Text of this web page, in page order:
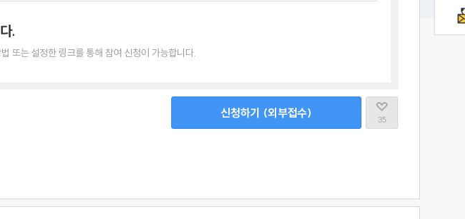
.
또는 설정한 링크를 통해 참여 신청이 가능합니다.
35
신청하기 (외부접수)